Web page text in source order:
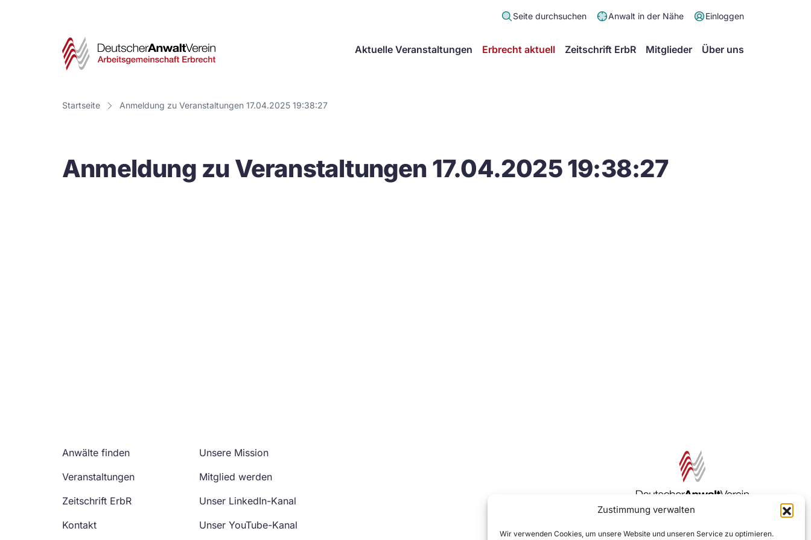
Zustimmung verwalten
Wir verwenden Cookies, um unsere Website und unseren Service zu optimieren.
Seite durchsuchen Anwalt in der Nähe Einloggen
Deutscher
Verein
Arbeitsgemeinschaft
Aktuelle Veranstaltungen Erbrecht aktuell Zeitschrift ErbR Mitglieder Über uns
Startseite Anmeldung zu Veranstaltungen 17.04.2025 19:38:27
Anmeldung zu Veranstaltungen 17.04.2025 19:38:27
Anwälte finden
Veranstaltungen
Zeitschrift ErbR
Kontakt
Unsere Mission
Mitglied werden
Unser LinkedIn-Kanal
Unser YouTube-Kanal
Zur DAV Webseite